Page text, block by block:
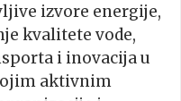
izvore energije,
kvalitete vode,
i inovacija u
aktivnim